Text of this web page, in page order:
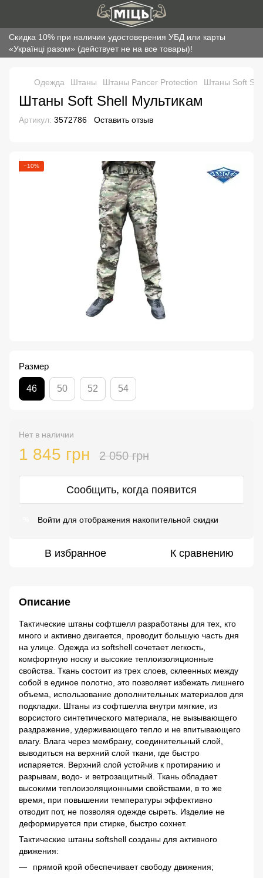
Скидка 10% при наличии удостоверения УБД или карты
«Українці разом» (действует не на все товары)!
Одежда Штаны Штаны Pancer Protection Штаны Soft
Штаны Soft Shell Мультикам
Артикул: 3572786 Оставить отзыв
−10%
Размер
46 50 52 54
Нет в наличии
1 845 грн 2 050 грн
Сообщить, когда появится
Войти для отображения накопительной скидки
В избранное К сравнению
Описание
Тактические штаны софтшелл разработаны для тех, кто
много и активно двигается, проводит большую часть дня
на улице. Одежда из softshell сочетает легкость,
комфортную носку и высокие теплоизоляционные
свойства. Ткань состоит из трех слоев, склеенных между
собой в единое полотно, это позволяет избежать лишнего
объема, использование дополнительных материалов для
подкладки. Штаны из софтшелла внутри мягкие, из
ворсистого синтетического материала, не вызывающего
раздражение, удерживающего тепло и не впитывающего
влагу. Влага через мембрану, соединительный слой,
выводиться на верхний слой ткани, где быстро
испаряется. Верхний слой устойчив к протиранию и
разрывам, водо- и ветрозащитный. Ткань обладает
высокими теплоизоляционными свойствами, в то же
время, при повышении температуры эффективно
отводит пот, не позволяя одежде сыреть. Изделие не
деформируется при стирке, быстро сохнет.
Тактические штаны softshell созданы для активного
движения:
прямой крой обеспечивает свободу движения;